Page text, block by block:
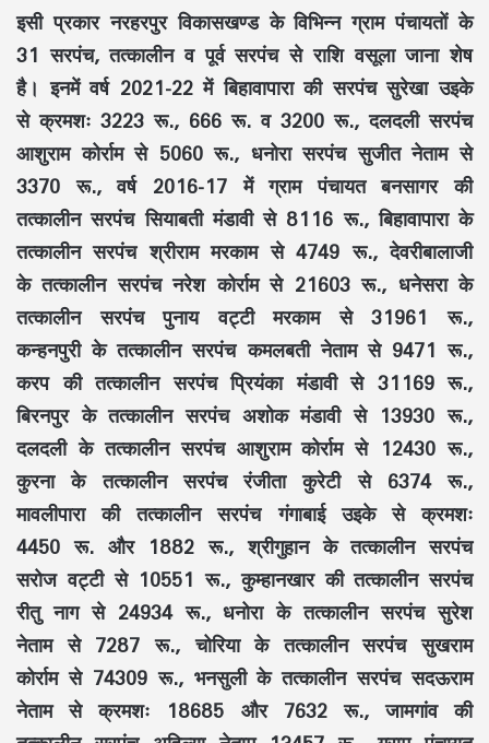
इसी प्रकार नरहरपुर विकासखण्ड के विभिन्न ग्राम पंचायतों के
31 सरपंच, तत्कालीन व पूर्व सरपंच से राशि वसूला जाना शेष
है। इनमें वर्ष 2021-22 में बिहावापारा की सरपंच सुरेखा उइके
से क्रमशः 3223 रू., 666 रू. व 3200 रू., दलदली सरपंच
आशुराम कोर्राम से 5060 रू., धनोरा सरपंच सुजीत नेताम से
3370 रू., वर्ष 2016-17 में ग्राम पंचायत बनसागर की
तत्कालीन सरपंच सियाबती मंडावी से 8116 रू., बिहावापारा के
तत्कालीन सरपंच श्रीराम मरकाम से 4749 रू., देवरीबालाजी
के तत्कालीन सरपंच नरेश कोर्राम से 21603 रू., धनेसरा के
तत्कालीन सरपंच पुनाय वट्टी मरकाम से 31961 रू.,
कन्हनपुरी के तत्कालीन सरपंच कमलबती नेताम से 9471 रू.,
करप की तत्कालीन सरपंच प्रियंका मंडावी से 31169 रू.,
बिरनपुर के तत्कालीन सरपंच अशोक मंडावी से 13930 रू.,
दलदली के तत्कालीन सरपंच आशुराम कोर्राम से 12430 रू.,
कुरना के तत्कालीन सरपंच रंजीता कुरेटी से 6374 रू.,
मावलीपारा की तत्कालीन सरपंच गंगाबाई उइके से क्रमशः
4450 रू. और 1882 रू., श्रीगुहान के तत्कालीन सरपंच
सरोज वट्टी से 10551 रू., कुम्हानखार की तत्कालीन सरपंच
रीतु नाग से 24934 रू., धनोरा के तत्कालीन सरपंच सुरेश
नेताम से 7287 रू., चोरिया के तत्कालीन सरपंच सुखराम
कोर्राम से 74309 रू., भनसुली के तत्कालीन सरपंच सदऊराम
नेताम से क्रमशः 18685 और 7632 रू., जामगांव की